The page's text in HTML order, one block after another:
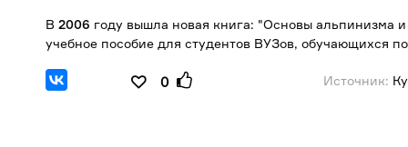
В 2006 году вышла новая книга: "Основы альпинизма
учебное пособие для студентов ВУЗов, обучающихся
0 Источник: